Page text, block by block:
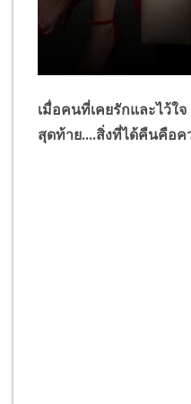
เมื่อคนที่เคยรักและไว้ใ
สุดท้าย....สิ่งที่ได้คืนคือค